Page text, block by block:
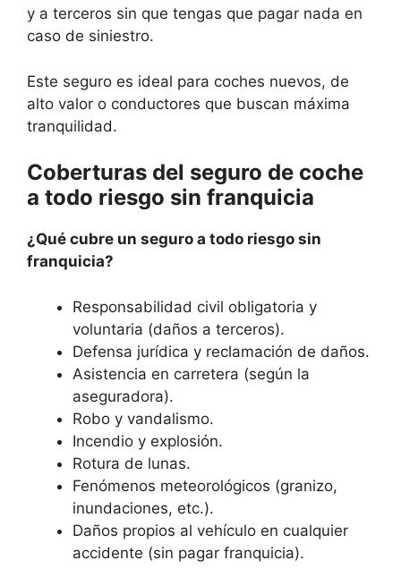
y a terceros sin que tengas que pagar nada en
caso de siniestro.
Este seguro es ideal para coches nuevos, de
alto valor o conductores que buscan máxima
tranquilidad.
Coberturas del seguro de coche
a todo riesgo sin franquicia
¿Qué cubre un seguro a todo riesgo sin
franquicia?
Responsabilidad civil obligatoria y
voluntaria (daños a terceros).
Defensa jurídica y reclamación de daños.
Asistencia en carretera (según la
aseguradora).
Robo y vandalismo.
Incendio y explosión.
Rotura de lunas.
Fenómenos meteorológicos (granizo,
inundaciones, etc.).
Daños propios al vehículo en cualquier
accidente (sin pagar franquicia).